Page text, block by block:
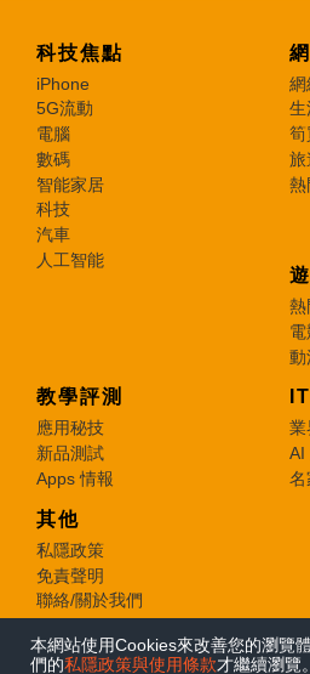
本網站使用Cookies來改善您的瀏覽
們的私隱政策與使用條款才繼續瀏覽。
科技焦點
iPhone
5G流動
電腦
數碼
智能家居
科技
汽車
人工智能
網
生
筍
旅
熱
熱
動
教學評測
應用秘技
新品測試
Apps 情報
業
AI
名
其他
私隱政策
免責聲明
聯絡/關於我們
© 2026 e-zone. All Rights